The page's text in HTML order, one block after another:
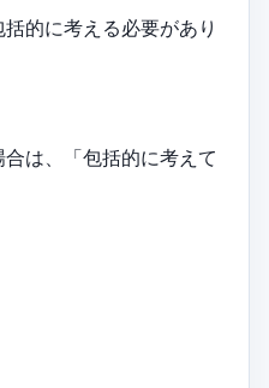
的に考える必要があり
合は、「包括的に考えて